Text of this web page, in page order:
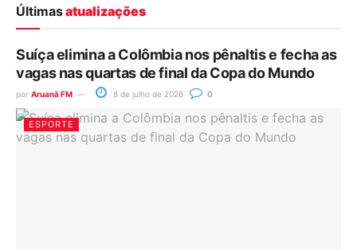
Últimasatualizações
Suíça elimina a Colômbia nos pênaltis e fecha as
vagas nas quartas de final da Copa do Mundo
por Aruanã FM 8 de julho de 2026 0
ESPORTE